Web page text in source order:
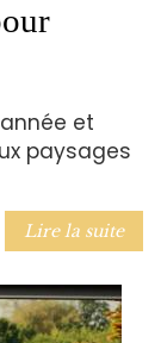
et
paysages
Lire la suite